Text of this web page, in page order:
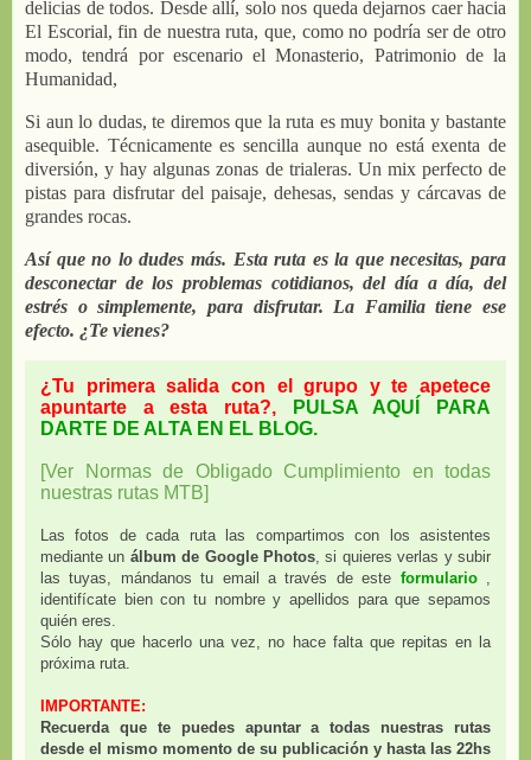
delicias de todos. Desde allí, solo nos queda dejarnos caer hacia
El Escorial, fin de nuestra ruta, que, como no podría ser de otro
modo, tendrá por escenario el Monasterio, Patrimonio de la
Humanidad,
Si aun lo dudas, te diremos que la ruta es muy bonita y bastante
asequible. Técnicamente es sencilla aunque no está exenta de
diversión, y hay algunas zonas de trialeras. Un mix perfecto de
pistas para disfrutar del paisaje, dehesas, sendas y cárcavas de
grandes rocas.
Así que no lo dudes más. Esta ruta es la que necesitas, para
desconectar de los problemas cotidianos, del día a día, del
estrés o simplemente, para disfrutar. La Familia tiene ese
efecto. ¿Te vienes?
¿Tu primera salida con el grupo y te apetece
apuntarte a esta ruta?,
PULSA AQUÍ PARA
DARTE DE ALTA EN EL BLOG.
[Ver Normas de Obligado Cumplimiento en todas
nuestras rutas MTB]
Las fotos de cada ruta las compartimos con los asistentes
mediante un álbum de Google Photos, si quieres verlas y subir
las tuyas, mándanos tu email a través de este formulario ,
identifícate bien con tu nombre y apellidos para que sepamos
quién eres.
Sólo hay que hacerlo una vez, no hace falta que repitas en la
próxima ruta.
IMPORTANTE:
Recuerda que te puedes apuntar a todas nuestras rutas
desde el mismo momento de su publicación y hasta las 22hs